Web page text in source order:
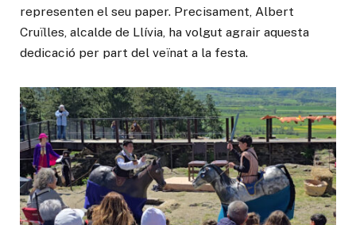
representen el seu paper. Precisament, Albert
Cruïlles, alcalde de Llívia, ha volgut agrair aquesta
dedicació per part del veïnat a la festa.